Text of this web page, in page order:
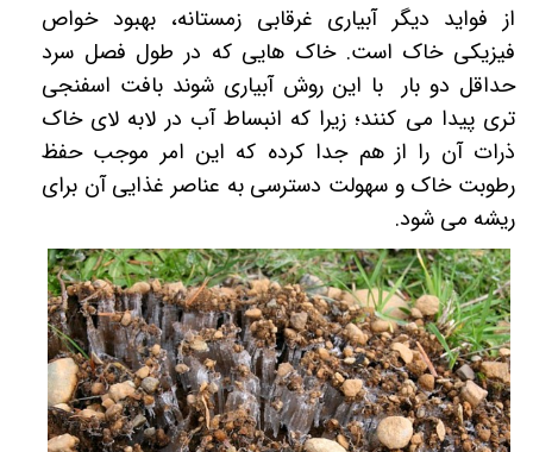
از فواید دیگر آبیاری غرقابی زمستانه، بهبود خواص
فیزیکی خاک است. خاک هایی که در طول فصل سرد
حداقل دو بار با این روش آبیاری شوند بافت اسفنجی
تری پیدا می کنند؛ زیرا که انبساط آب در لابه لای خاک
ذرات آن را از هم جدا کرده که این امر موجب حفظ
رطوبت خاک و سهولت دسترسی به عناصر غذایی آن برای
ریشه می شود.